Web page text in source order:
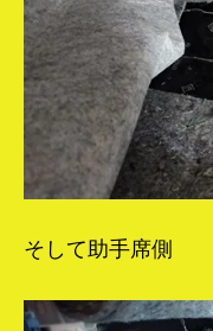
そして助手席側